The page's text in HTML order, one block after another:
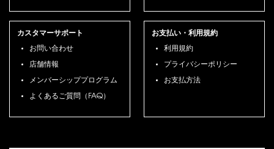
カスタマーサポート
お問い合わせ
店舗情報
メンバーシッププログラム
よくあるご質問（FAQ）
お支払い・利用規約
利用規約
プライバシーポリシー
お支払方法